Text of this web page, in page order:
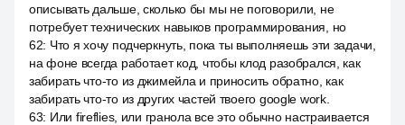
описывать дальше, сколько бы мы не поговорили, не
потребует технических навыков программирования, но
62: Что я хочу подчеркнуть, пока ты выполняешь эти задачи,
на фоне всегда работает код, чтобы клод разобрался, как
забирать что-то из джимейла и приносить обратно, как
забирать что-то из других частей твоего google work.
63: Или fireflies, или гранола все это обычно настраивается